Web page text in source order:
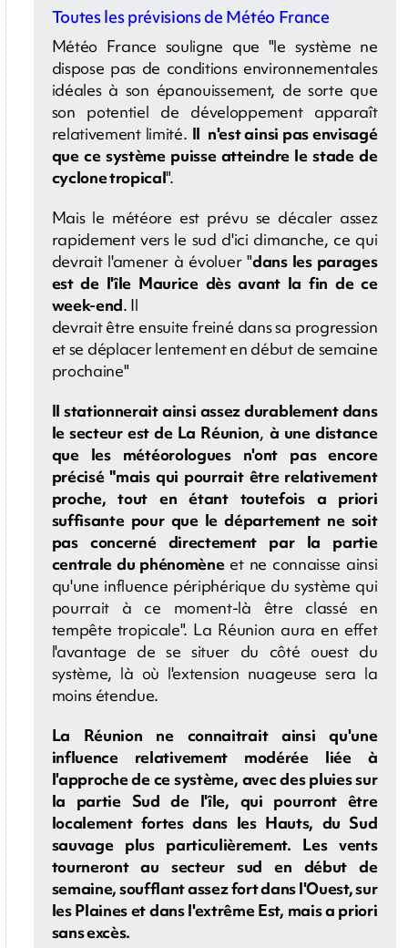
Toutes les prévisions de Météo France
Météo France souligne que "le système ne
dispose pas de conditions environnementales
idéales à son épanouissement, de sorte que
son potentiel de développement apparaît
relativement limité. Il n'est ainsi pas envisagé
que ce système puisse atteindre le stade de
cyclone tropical".
Mais le météore est prévu se décaler assez
rapidement vers le sud d'ici dimanche, ce qui
devrait l'amener à évoluer "dans les parages
est de l'île Maurice dès avant la fin de ce
week-end. Il
devrait être ensuite freiné dans sa progression
et se déplacer lentement en début de semaine
prochaine"
Il stationnerait ainsi assez durablement dans
le secteur est de La Réunion, à une distance
que les météorologues n'ont pas encore
précisé "mais qui pourrait être relativement
proche, tout en étant toutefois a priori
suffisante pour que le département ne soit
pas concerné directement par la partie
centrale du phénomèneet ne connaisse ainsi
qu'une influence périphérique du système qui
pourrait à ce moment-là être classé en
tempête tropicale". La Réunion aura en effet
l'avantage de se situer du côté ouest du
système, là où l'extension nuageuse sera la
moins étendue.
La Réunion ne connaitrait ainsi qu'une
influence relativement modérée liée à
l'approche de ce système, avec des pluies sur
la partie Sud de l'île, qui pourront être
localement fortes dans les Hauts, du Sud
sauvage plus particulièrement. Les vents
tourneront au secteur sud en début de
semaine, soufflant assez fort dans l'Ouest, sur
les Plaines et dans l'extrême Est, mais a priori
sans excès.